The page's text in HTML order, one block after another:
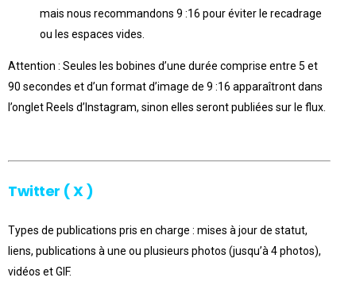
mais nous recommandons 9 :16 pour éviter le recadrage
ou les espaces vides.
Attention : Seules les bobines d’une durée comprise entre 5 et
90 secondes et d’un format d’image de 9 :16 apparaîtront dans
l’onglet Reels d’Instagram, sinon elles seront publiées sur le flux.
Twitter ( X )
Types de publications pris en charge : mises à jour de statut,
liens, publications à une ou plusieurs photos (jusqu’à 4 photos),
vidéos et GIF.